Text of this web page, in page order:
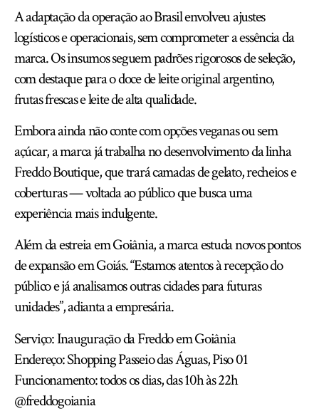
A adaptação da operação ao Brasil envolveu ajustes
logísticos e operacionais, sem comprometer a essência da
marca. Os insumos seguem padrões rigorosos de seleção,
com destaque para o doce de leite original argentino,
frutas frescas e leite de alta qualidade.
Embora ainda não conte com opções veganas ou sem
açúcar, a marca já trabalha no desenvolvimento da linha
Freddo Boutique, que trará camadas de gelato, recheios e
coberturas — voltada ao público que busca uma
experiência mais indulgente.
Além da estreia em Goiânia, a marca estuda novos pontos
de expansão em Goiás. “Estamos atentos à recepção do
público e já analisamos outras cidades para futuras
unidades”, adianta a empresária.
Serviço: Inauguração da Freddo em Goiânia
Endereço: Shopping Passeio das Águas, Piso 01
Funcionamento: todos os dias, das 10h às 22h
@freddogoiania